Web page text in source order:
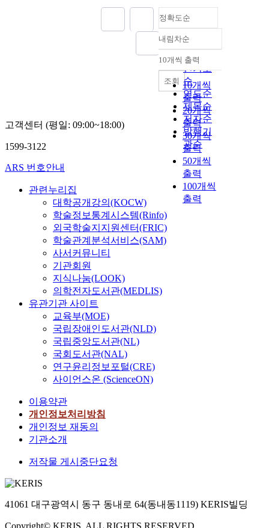
정확도순
정확도
순
인기도
순
연도순
제목순
저자순
발행기
관순
내림차순
내림차순
10개씩 출력
10개씩
출력
20개씩
출력
30개씩
출력
50개씩
출력
100개씩
출력
조회
고객센터 (평일: 09:00~18:00)
1599-3122
ARS 번호안내
관련누리집
대학공개강의(KOCW)
학술정보통계시스템(Rinfo)
외국학술지지원센터(FRIC)
학술관계분석서비스(SAM)
사서커뮤니티
기관회원
지식나눔(LOOK)
의학전자도서관(MEDLIS)
유관기관 사이트
교육부(MOE)
국립장애인도서관(NLD)
국립중앙도서관(NL)
국회도서관(NAL)
연구윤리정보포털(CRE)
사이언스온 (ScienceON)
이용약관
개인정보처리방침
개인정보 재동의
기관소개
저작물 게시중단요청
41061 대구광역시 동구 동내로 64(동내동1119) KERIS빌딩